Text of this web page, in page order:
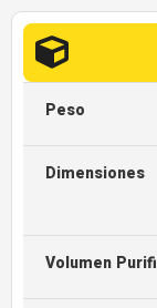
Peso
Dimensiones
Volumen